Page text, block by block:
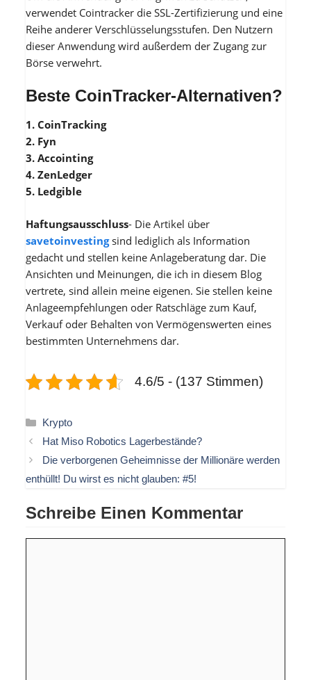
verwendet Cointracker die SSL-Zertifizierung und eine
Reihe anderer Verschlüsselungsstufen. Den Nutzern
dieser Anwendung wird außerdem der Zugang zur
Börse verwehrt.
Beste CoinTracker-Alternativen?
1. CoinTracking
2. Fyn
3. Accointing
4. ZenLedger
5. Ledgible
Haftungsausschluss- Die Artikel über
savetoinvestingsind lediglich als Information
gedacht und stellen keine Anlageberatung dar. Die
Ansichten und Meinungen, die ich in diesem Blog
vertrete, sind allein meine eigenen. Sie stellen keine
Anlageempfehlungen oder Ratschläge zum Kauf,
Verkauf oder Behalten von Vermögenswerten eines
bestimmten Unternehmens dar.
4.6/5 - (137 Stimmen)
Kategorien
Krypto
Hat Miso Robotics Lagerbestände?
Die verborgenen Geheimnisse der Millionäre werden
enthüllt! Du wirst es nicht glauben: #5!
Schreibe Einen Kommentar